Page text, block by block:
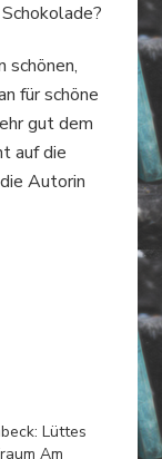
schönen,
für schöne
gut dem
auf die
Autorin
Lüttes
Am